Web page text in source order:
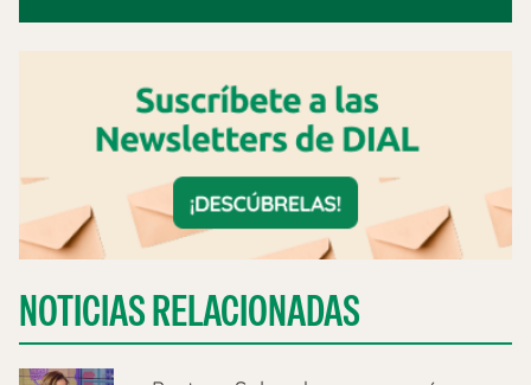
NOTICIAS RELACIONADAS